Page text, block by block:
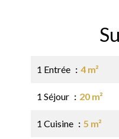
1 Entrée 4 m²
1 Séjour 20 m²
1 Cuisine 5 m²